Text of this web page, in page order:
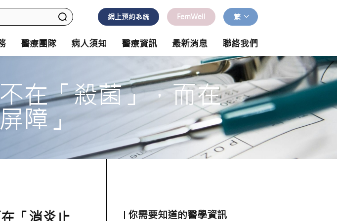
網上預約系統 FemWell 繁
醫療團隊 病人須知 醫療資訊 最新消息 聯絡我們
在「殺菌」，而在
障」
「消炎止 你需要知道的醫學資訊